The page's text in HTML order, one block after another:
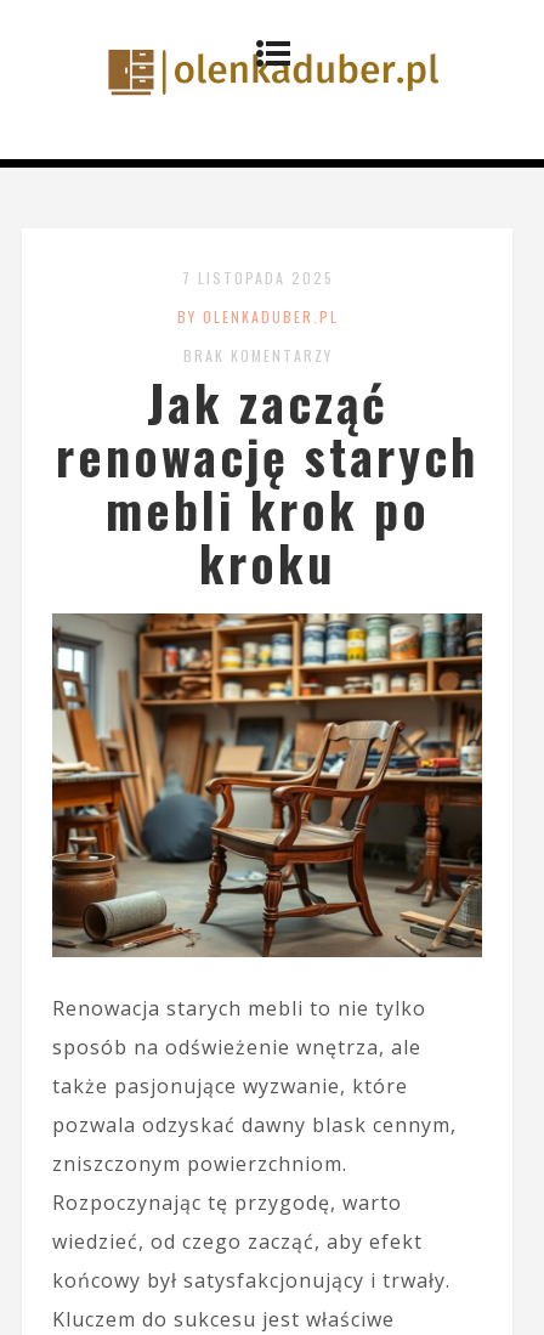
7 LISTOPADA 2025
BY OLENKADUBER.PL
BRAK KOMENTARZY
Jak zacząć
renowację starych
mebli krok po
kroku
Renowacja starych mebli to nie tylko
sposób na odświeżenie wnętrza, ale
także pasjonujące wyzwanie, które
pozwala odzyskać dawny blask cennym,
zniszczonym powierzchniom.
Rozpoczynając tę przygodę, warto
wiedzieć, od czego zacząć, aby efekt
końcowy był satysfakcjonujący i trwały.
Kluczem do sukcesu jest właściwe